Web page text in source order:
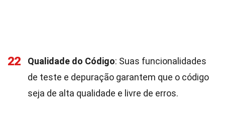
22 Qualidade do Código: Suas funcionalidades
de teste e depuração garantem que o código
seja de alta qualidade e livre de erros.